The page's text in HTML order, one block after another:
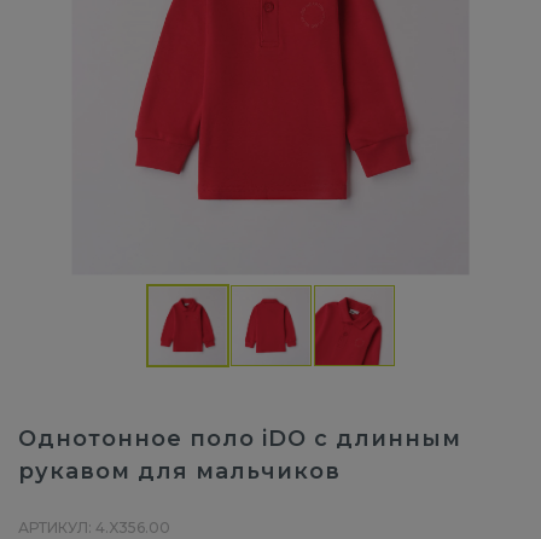
Однотонное поло iDO с длинным
рукавом для мальчиков
АРТИКУЛ: 4.X356.00